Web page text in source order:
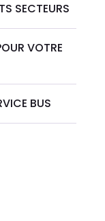
SECTEURS
VOTRE
BUS